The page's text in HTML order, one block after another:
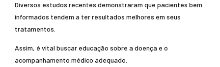
Diversos estudos recentes demonstraram que pacientes bem
informados tendem a ter resultados melhores em seus
tratamentos.
Assim, é vital buscar educação sobre a doença e o
acompanhamento médico adequado.